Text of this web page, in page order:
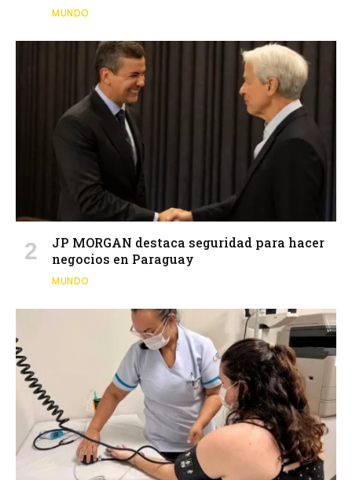
MUNDO
JP MORGAN destaca seguridad para hacer
negocios en Paraguay
MUNDO